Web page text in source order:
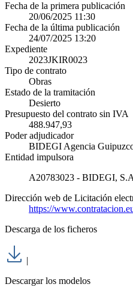
Fecha de la primera publicación
20/06/2025 11:30
Fecha de la última publicación
24/07/2025 13:20
Expediente
2023JKIR0023
Tipo de contrato
Obras
Estado de la tramitación
Desierto
Presupuesto del contrato sin IVA
488.947,93
Poder adjudicador
BIDEGI Agencia
Entidad impulsora
A20783023 - BIDEGI,
Dirección web de Licitación
https://
Descarga de los ficheros
|
Descargar los modelos